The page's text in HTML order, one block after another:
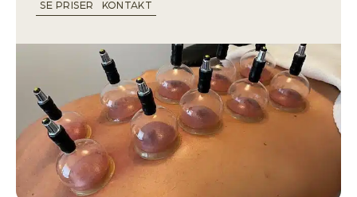
SE PRISER KONTAKT